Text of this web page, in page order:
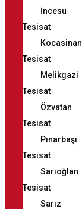
İncesu
Tesisat
Kocasinan
Tesisat
Melikgazi
Tesisat
Özvatan
Tesisat
Pınarbaşı
Tesisat
Sarıoğlan
Tesisat
Sarız